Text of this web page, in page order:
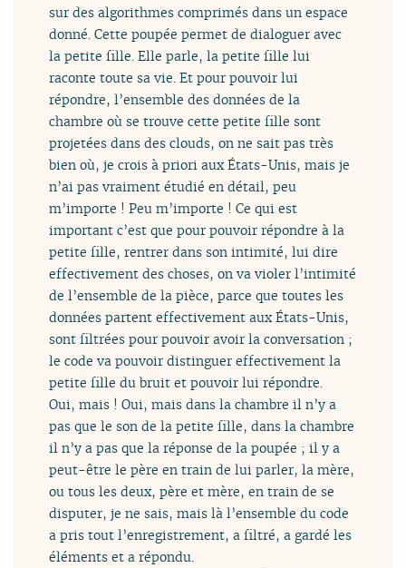
sur des algorithmes comprimés dans un espace
donné. Cette poupée permet de dialoguer avec
la petite fille. Elle parle, la petite fille lui
raconte toute sa vie. Et pour pouvoir lui
répondre, l’ensemble des données de la
chambre où se trouve cette petite fille sont
projetées dans des clouds, on ne sait pas très
bien où, je crois à priori aux États-Unis, mais je
n’ai pas vraiment étudié en détail, peu
m’importe ! Peu m’importe ! Ce qui est
important c’est que pour pouvoir répondre à la
petite fille, rentrer dans son intimité, lui dire
effectivement des choses, on va violer l’intimité
de l’ensemble de la pièce, parce que toutes les
données partent effectivement aux États-Unis,
sont filtrées pour pouvoir avoir la conversation ;
le code va pouvoir distinguer effectivement la
petite fille du bruit et pouvoir lui répondre.
Oui, mais ! Oui, mais dans la chambre il n’y a
pas que le son de la petite fille, dans la chambre
il n’y a pas que la réponse de la poupée ; il y a
peut-être le père en train de lui parler, la mère,
ou tous les deux, père et mère, en train de se
disputer, je ne sais, mais là l’ensemble du code
a pris tout l’enregistrement, a filtré, a gardé les
éléments et a répondu.